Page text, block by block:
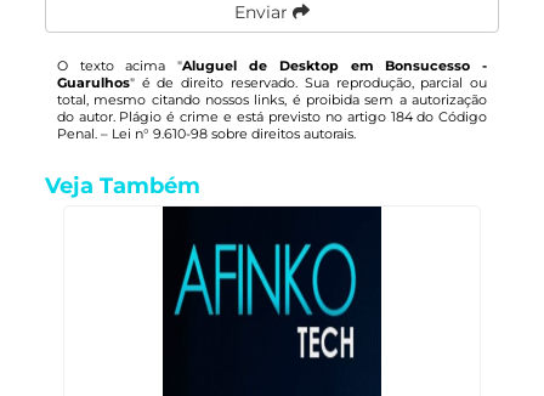
Enviar
O texto acima "Aluguel de Desktop em Bonsucesso -
Guarulhos" é de direito reservado. Sua reprodução, parcial ou
total, mesmo citando nossos links, é proibida sem a autorização
do autor. Plágio é crime e está previsto no artigo 184 do Código
Penal. – Lei n° 9.610-98 sobre direitos autorais.
Veja Também